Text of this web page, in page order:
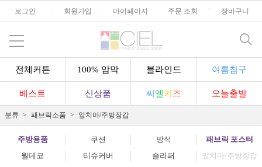
로그인 회원가입 마이페이지 주문 조회 장바구니
전체커튼 100% 암막 블라인드 여름침구
베스트 신상품 씨 엘키 즈 오늘출발
분류 패브릭소품 앞치마/주방장갑
주방용품 쿠션 방석
패브릭 포스터
월데코
티슈커버 슬리퍼
앞치마/주방장갑